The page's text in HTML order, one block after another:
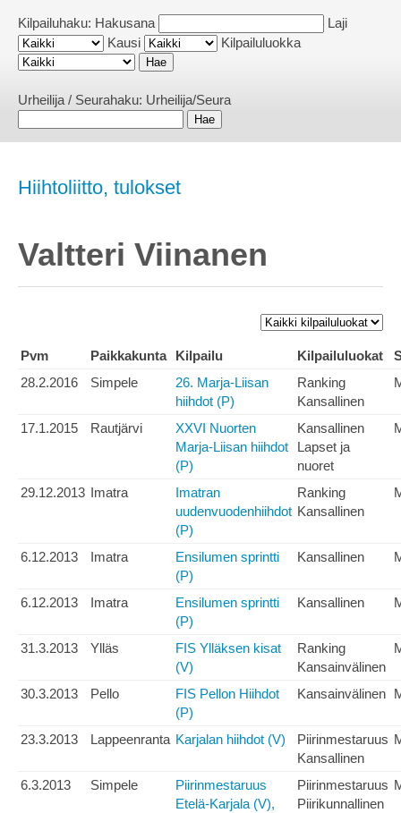
Kilpailuhaku: Hakusana
Laji
Kausi
Kilpailuluokka
Urheilija / Seurahaku: Urheilija/Seura
Hiihtoliitto, tulokset
Valtteri Viinanen
Pvm Paikkakunta Kilpailu Kilpailuluokat
28.2.2016
Simpele
26. Marja-Liisan
hiihdot (P)
Ranking
Kansallinen
17.1.2015 Rautjärvi
XXVI Nuorten
Marja-Liisan hiihdot
(P)
Kansallinen
Lapset ja
nuoret
29.12.2013 Imatra
Imatran
uudenvuodenhiihdot
(P)
Ranking
Kansallinen
6.12.2013 Imatra
Ensilumen sprintti
(P)
Kansallinen
6.12.2013 Imatra
Ensilumen sprintti
(P)
Kansallinen
31.3.2013 Ylläs
FIS Ylläksen kisat
(V)
Ranking
Kansainvälinen
30.3.2013 Pello
FIS Pellon Hiihdot
(P)
Kansainvälinen
23.3.2013 Lappeenranta Karjalan hiihdot (V)
Piirinmestaruus
Kansallinen
6.3.2013 Simpele
Piirinmestaruus
Etelä-Karjala (V),
Piirinmestaruus
Piirikunnallinen